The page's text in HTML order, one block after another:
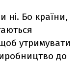
ні. Бо країни,
утримувати
до